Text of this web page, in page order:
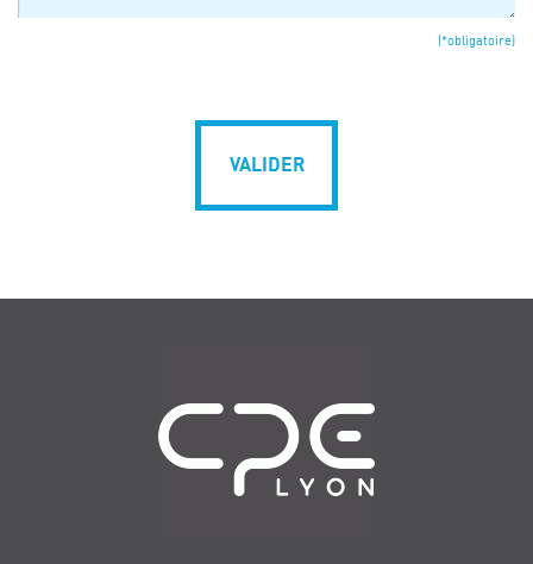
(*obligatoire)
VALIDER